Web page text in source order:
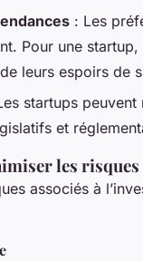
: Les
Pour une
leurs espoirs de
startups
et
les risques
associés à